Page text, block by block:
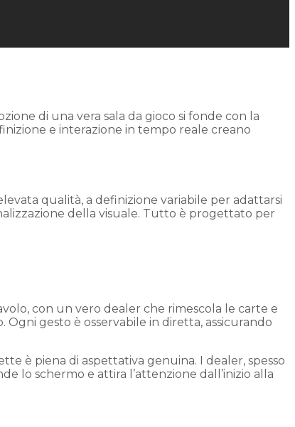
di una vera sala da gioco si fonde con la
e interazione in tempo reale creano
qualità, a definizione variabile per adattarsi
della visuale. Tutto è progettato per
con un vero dealer che rimescola le carte e
Ogni gesto è osservabile in diretta, assicurando
è piena di aspettativa genuina. I dealer, spesso
lo schermo e attira l’attenzione dall’inizio alla